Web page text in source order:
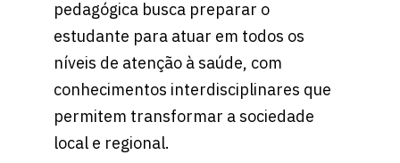
pedagógica busca preparar o
estudante para atuar em todos os
níveis de atenção à saúde, com
conhecimentos interdisciplinares que
permitem transformar a sociedade
local e regional.